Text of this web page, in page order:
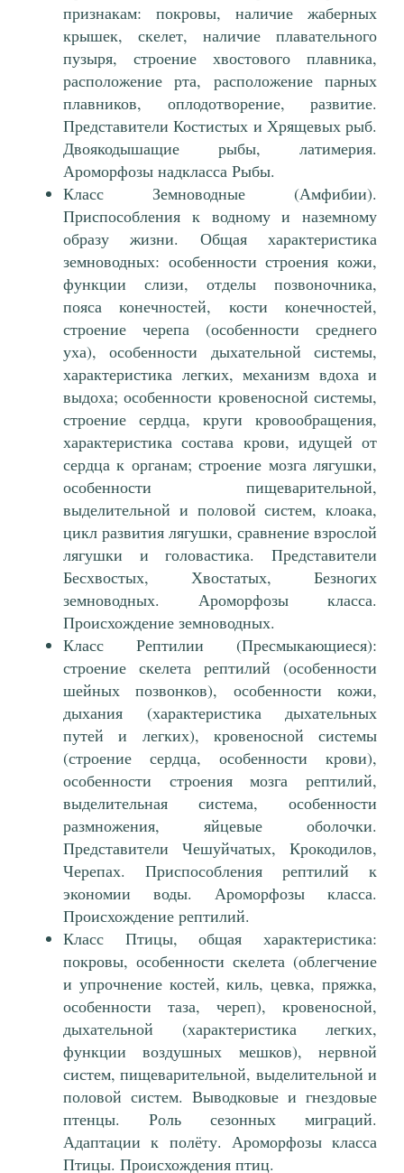
признакам: покровы, наличие жаберных
крышек, скелет, наличие плавательного
пузыря, строение хвостового плавника,
расположение рта, расположение парных
плавников, оплодотворение, развитие.
Представители Костистых и Хрящевых рыб.
Двоякодышащие рыбы, латимерия.
Ароморфозы надкласса Рыбы.
Класс Земноводные (Амфибии).
Приспособления к водному и наземному
образу жизни. Общая характеристика
земноводных: особенности строения кожи,
функции слизи, отделы позвоночника,
пояса конечностей, кости конечностей,
строение черепа (особенности среднего
уха), особенности дыхательной системы,
характеристика легких, механизм вдоха и
выдоха; особенности кровеносной системы,
строение сердца, круги кровообращения,
характеристика состава крови, идущей от
сердца к органам; строение мозга лягушки,
особенности пищеварительной,
выделительной и половой систем, клоака,
цикл развития лягушки, сравнение взрослой
лягушки и головастика. Представители
Бесхвостых, Хвостатых, Безногих
земноводных. Ароморфозы класса.
Происхождение земноводных.
Класс Рептилии (Пресмыкающиеся):
строение скелета рептилий (особенности
шейных позвонков), особенности кожи,
дыхания (характеристика дыхательных
путей и легких), кровеносной системы
(строение сердца, особенности крови),
особенности строения мозга рептилий,
выделительная система, особенности
размножения, яйцевые оболочки.
Представители Чешуйчатых, Крокодилов,
Черепах. Приспособления рептилий к
экономии воды. Ароморфозы класса.
Происхождение рептилий.
Класс Птицы, общая характеристика:
покровы, особенности скелета (облегчение
и упрочнение костей, киль, цевка, пряжка,
особенности таза, череп), кровеносной,
дыхательной (характеристика легких,
функции воздушных мешков), нервной
систем, пищеварительной, выделительной и
половой систем. Выводковые и гнездовые
птенцы. Роль сезонных миграций.
Адаптации к полёту. Ароморфозы класса
Птицы. Происхождения птиц.